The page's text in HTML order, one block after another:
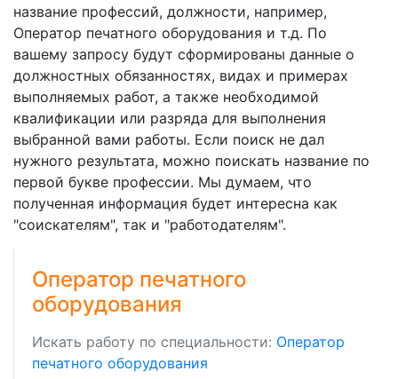
название профессий, должности, например,
Оператор печатного оборудования и т.д. По
вашему запросу будут сформированы данные о
должностных обязанностях, видах и примерах
выполняемых работ, а также необходимой
квалификации или разряда для выполнения
выбранной вами работы. Если поиск не дал
нужного результата, можно поискать название по
первой букве профессии. Мы думаем, что
полученная информация будет интересна как
"соискателям", так и "работодателям".
Оператор печатного
оборудования
Искать работу по специальности: Оператор
печатного оборудования